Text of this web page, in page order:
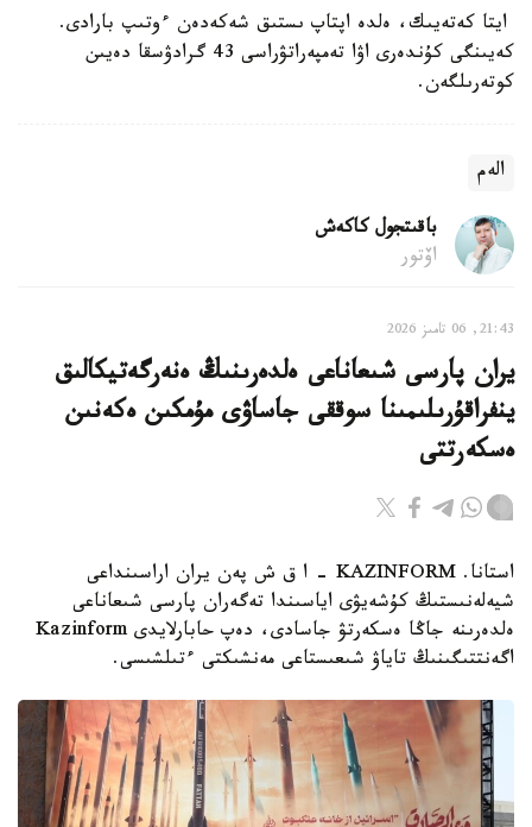
ايتا كەتەيىك، ەلدە اپتاپ ىستىق شەكەدەن ءوتىپ بارادى.
كەيىنگى كۇندەرى اۋا تەمپەراتۋراسى 43 گرادۋسقا دەيىن
كوتەرىلگەن.
الەم
باقىتجول كاكەش
اۆتور
21:43, 06 تامىز 2026
يران پارسى شىعاناعى ەلدەرىنىڭ ەنەرگەتيكالىق
ينفراقۇرىلىمىنا سوققى جاساۋى مۇمكىن ەكەنىن
ەسكەرتتى
استانا. KAZINFORM - ا ق ش پەن يران اراسىنداعى
شيەلەنىستىڭ كۇشەيۋى اياسىندا تەگەران پارسى شىعاناعى
ەلدەرىنە جاڭا ەسكەرتۋ جاسادى، دەپ حابارلايدى Kazinform
اگەنتتىگىنىڭ تاياۋ شىعىستاعى مەنشىكتى ءتىلشىسى.